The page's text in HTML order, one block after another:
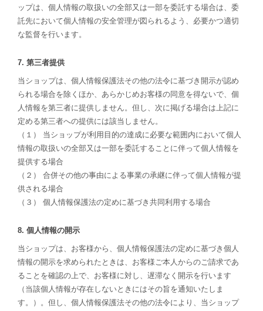
ップは、個人情報の取扱いの全部又は一部を委託する場合は、委
託先において個人情報の安全管理が図られるよう、必要かつ適切
な監督を行います。
7. 第三者提供
当ショップは、個人情報保護法その他の法令に基づき開示が認め
られる場合を除くほか、あらかじめお客様の同意を得ないで、個
人情報を第三者に提供しません。但し、次に掲げる場合は上記に
定める第三者への提供には該当しません。
（１） 当ショップが利用目的の達成に必要な範囲内において個人
情報の取扱いの全部又は一部を委託することに伴って個人情報を
提供する場合
（２） 合併その他の事由による事業の承継に伴って個人情報が提
供される場合
（３） 個人情報保護法の定めに基づき共同利用する場合
8. 個人情報の開示
当ショップは、お客様から、個人情報保護法の定めに基づき個人
情報の開示を求められたときは、お客様ご本人からのご請求であ
ることを確認の上で、お客様に対し、遅滞なく開示を行います
（当該個人情報が存在しないときにはその旨を通知いたしま
す。）。但し、個人情報保護法その他の法令により、当ショップ